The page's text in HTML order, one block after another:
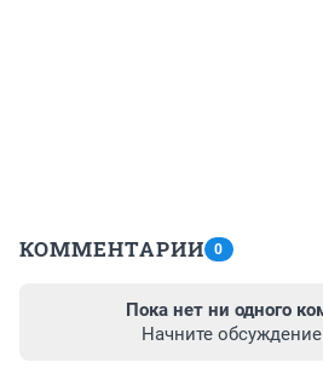
КОММЕНТАРИИ 0
Пока нет ни одного
Начните